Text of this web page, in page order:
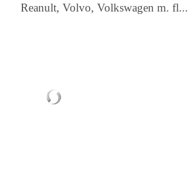
Reanult, Volvo, Volkswagen m. fl...